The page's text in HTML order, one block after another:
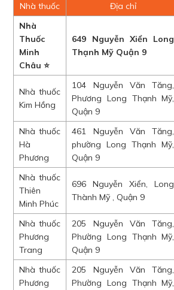
Nhà thuốc Địa chỉ
Nhà
Thuốc
Minh
Châu ⭐
649 Nguyễn Xiển Long
Thạnh Mỹ Quận 9
Nhà thuốc
Kim Hồng
104 Nguyễn Văn Tăng,
Phương Long Thạnh Mỹ,
Quận 9
Nhà thuốc
Hà
Phương
461 Nguyễn Văn Tăng,
phường Long Thạnh Mỹ,
Quận 9
Nhà thuốc
Thiên
Minh Phúc
696 Nguyễn Xiển, Long
Thành Mỹ , Quận 9
Nhà thuốc
Phương
Trang
205 Nguyễn Văn Tăng,
Phường Long Thạnh Mỹ,
Quận 9
Nhà thuốc
Phương
205 Nguyễn Văn Tăng,
Phường Long Thạnh Mỹ,